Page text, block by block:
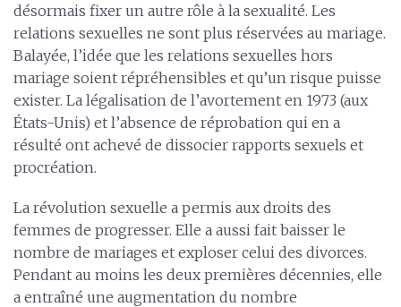
désormais fixer un autre rôle à la sexualité. Les
relations sexuelles ne sont plus réservées au mariage.
Balayée, l’idée que les relations sexuelles hors
mariage soient répréhensibles et qu’un risque puisse
exister. La légalisation de l’avortement en 1973 (aux
États-Unis) et l’absence de réprobation qui en a
résulté ont achevé de dissocier rapports sexuels et
procréation.
La révolution sexuelle a permis aux droits des
femmes de progresser. Elle a aussi fait baisser le
nombre de mariages et exploser celui des divorces.
Pendant au moins les deux premières décennies, elle
a entraîné une augmentation du nombre